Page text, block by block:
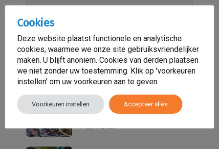
Nieuwsartikelen
Onze Iftar-avond op 27 maart in
Bibliotheek Neude was een
onvergetelijke ervaring!
Cookies
Deze website plaatst functionele en analytische
cookies, waarmee we onze site gebruiksvriendelijker
maken. U blijft anoniem. Cookies van derden plaatsen
we niet zonder uw toestemming. Klik op 'voorkeuren
instellen' om uw voorkeuren aan te geven.
Voorkeuren instellen Accepteer alles